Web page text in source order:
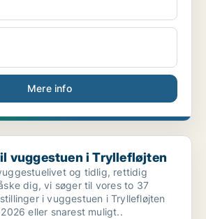
Mere info
i Tryllefløjten
vuggestuen i Tryllefløjten
og tidlig, rettidig
dig, vi søger til vores to 37
i vuggestuen i Tryllefløjten
eller snarest muligt..